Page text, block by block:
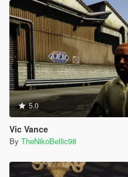
5.0
Vic Vance
By TheNikoBellic98